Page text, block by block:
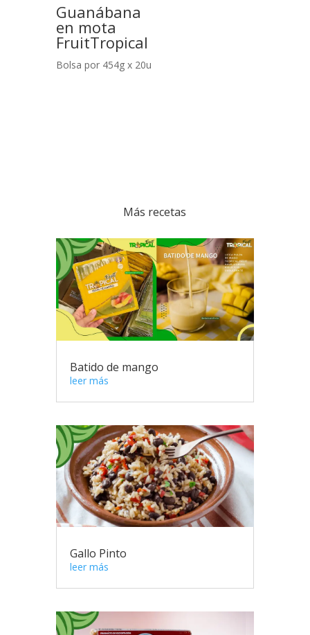
Guanábana
en mota
FruitTropical
Bolsa por 454g x 20u
Más recetas
Batido de mango
leer más
Gallo Pinto
leer más